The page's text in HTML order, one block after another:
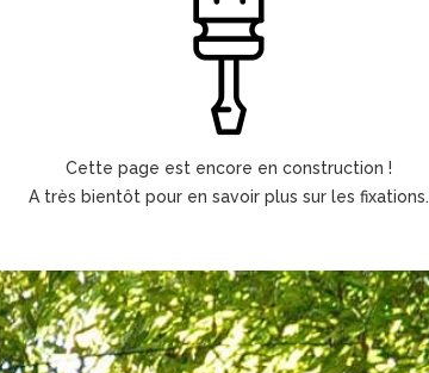
Cette page est encore en construction !
A très bientôt pour en savoir plus sur les fixations.